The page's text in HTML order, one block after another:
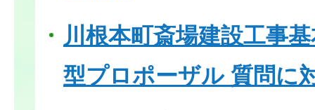
川根本町斎場建設工事
型プロポーザル 質問に